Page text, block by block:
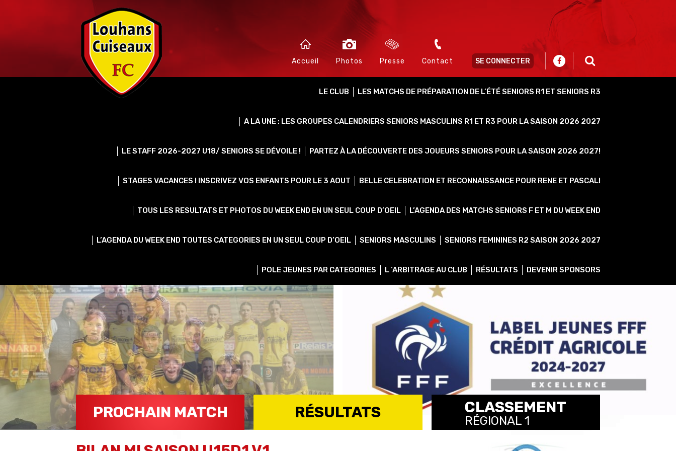
Accueil Photos Presse Contact SE CONNECTER
LE CLUB LES MATCHS DE PRÉPARATION DE L’ÉTÉ SENIORS R1 ET SENIORS R3
A LA UNE : LES GROUPES CALENDRIERS SENIORS MASCULINS R1 ET R3 POUR LA SAISON 2026 2027
LE STAFF 2026-2027 U18/ SENIORS SE DÉVOILE ! PARTEZ À LA DÉCOUVERTE DES JOUEURS SENIORS POUR LA SAISON 2026 2027!
STAGES VACANCES ! INSCRIVEZ VOS ENFANTS POUR LE 3 AOUT BELLE CELEBRATION ET RECONNAISSANCE POUR RENE ET PASCAL!
TOUS LES RESULTATS ET PHOTOS DU WEEK END EN UN SEUL COUP D’OEIL L’AGENDA DES MATCHS SENIORS F ET M DU WEEK END
L’AGENDA DU WEEK END TOUTES CATEGORIES EN UN SEUL COUP D’OEIL SENIORS MASCULINS SENIORS FEMININES R2 SAISON 2026 2027
POLE JEUNES PAR CATEGORIES L ‘ARBITRAGE AU CLUB RÉSULTATS DEVENIR SPONSORS
PROCHAIN MATCH RÉSULTATS CLASSEMENT
RÉGIONAL 1